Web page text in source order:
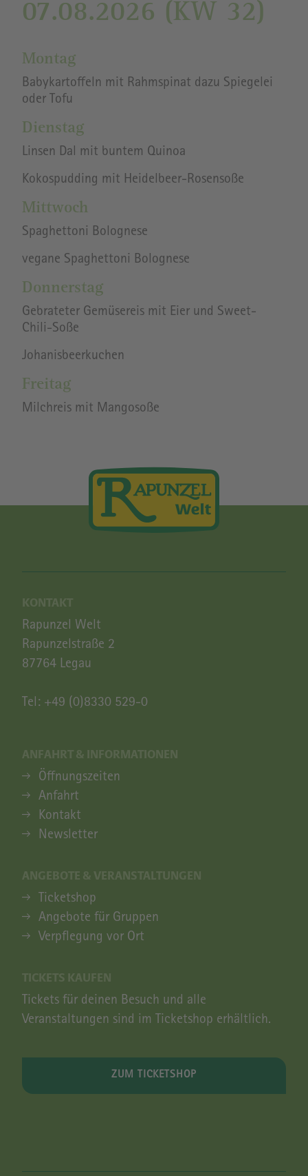
07.08.2026 (KW 32)
Montag
Babykartoffeln mit Rahmspinat dazu Spiegelei
oder Tofu
Dienstag
Linsen Dal mit buntem Quinoa
Kokospudding mit Heidelbeer-Rosensoße
Mittwoch
Spaghettoni Bolognese
vegane Spaghettoni Bolognese
Donnerstag
Gebrateter Gemüsereis mit Eier und Sweet-
Chili-Soße
Johanisbeerkuchen
Freitag
Milchreis mit Mangosoße
KONTAKT
Rapunzel Welt
Rapunzelstraße 2
87764 Legau
Tel: +49 (0)8330 529-0
ANFAHRT & INFORMATIONEN
ANFAHRT & INFORMATIONEN
Öffnungszeiten
Anfahrt
Kontakt
Newsletter
ANGEBOTE & VERANSTALTUNGEN
ANGEBOTE & VERANSTALTUNGEN
Ticketshop
Angebote für Gruppen
Verpflegung vor Ort
TICKETS KAUFEN
Tickets für deinen Besuch und alle
Veranstaltungen sind im Ticketshop erhältlich.
ZUM TICKETSHOP